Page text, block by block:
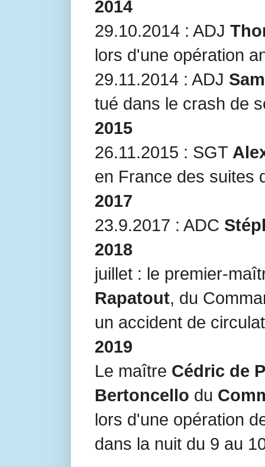
2014
29.10.2014 : ADJ
lors d'une opération
29.11.2014 : ADJ
tué dans le crash de
2015
26.11.2015 : SGT
en France des suites
2017
23.9.2017 : ADC
2018
juillet : le premier-
Rapatout, du
un accident de
2019
Le maître Cédric de
Bertoncello du
lors d'une opération
dans la nuit du 9 au